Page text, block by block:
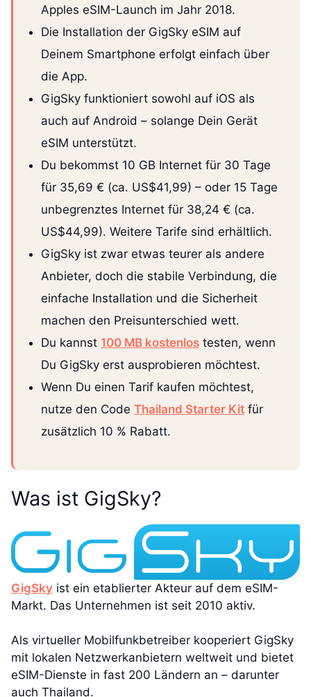
Apples eSIM-Launch im Jahr 2018.
Die Installation der GigSky eSIM auf
Deinem Smartphone erfolgt einfach über
die App.
GigSky funktioniert sowohl auf iOS als
auch auf Android – solange Dein Gerät
eSIM unterstützt.
Du bekommst 10 GB Internet für 30 Tage
für 35,69 € (ca. US$41,99) – oder 15 Tage
unbegrenztes Internet für 38,24 € (ca.
US$44,99). Weitere Tarife sind erhältlich.
GigSky ist zwar etwas teurer als andere
Anbieter, doch die stabile Verbindung, die
einfache Installation und die Sicherheit
machen den Preisunterschied wett.
Du kannst 100 MB kostenlos testen, wenn
Du GigSky erst ausprobieren möchtest.
Wenn Du einen Tarif kaufen möchtest,
nutze den Code Thailand Starter Kit für
zusätzlich 10 % Rabatt.
Was ist GigSky?
GigSky ist ein etablierter Akteur auf dem eSIM-
Markt. Das Unternehmen ist seit 2010 aktiv.
Als virtueller Mobilfunkbetreiber kooperiert GigSky
mit lokalen Netzwerkanbietern weltweit und bietet
eSIM-Dienste in fast 200 Ländern an – darunter
auch Thailand.